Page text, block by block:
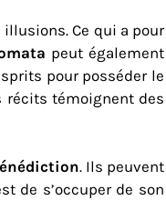
Ce qui a pour
peut également
pour posséder le
récits témoignent des
. Ils peuvent
de s’occuper de son